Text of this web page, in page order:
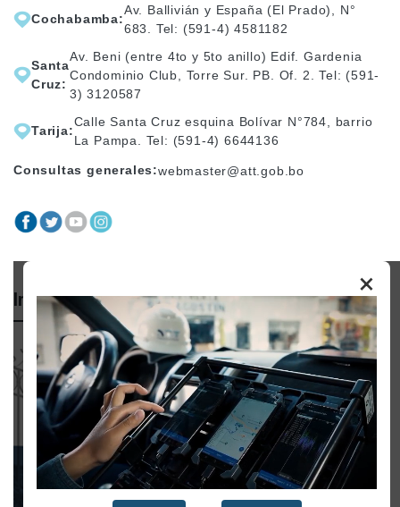
Cochabamba:
Av. Ballivián y España (El Prado), N°
683. Tel: (591-4) 4581182
Santa
Cruz:
Av. Beni (entre 4to y 5to anillo) Edif. Gardenia
Condominio Club, Torre Sur. PB. Of. 2. Tel: (591-
3) 3120587
Tarija:
Calle Santa Cruz esquina Bolívar N°784, barrio
La Pampa. Tel: (591-4) 6644136
Consultas generales:webmaster@att.gob.bo
×
Importante